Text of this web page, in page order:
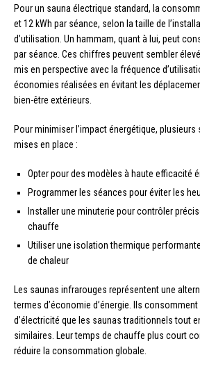
Pour un sauna électrique standard, la
et 12 kWh par séance, selon la taille de
d’utilisation. Un hammam, quant à lui, peut
par séance. Ces chiffres peuvent sembler
mis en perspective avec la fréquence
économies réalisées en évitant les
bien-être extérieurs.
Pour minimiser l’impact énergétique,
mises en place :
Opter pour des modèles à haute efficacité
Programmer les séances pour éviter les
Installer une minuterie pour contrôler
chauffe
Utiliser une isolation thermique
de chaleur
Les saunas infrarouges représentent une
termes d’économie d’énergie. Ils
d’électricité que les saunas traditionnels tout
similaires. Leur temps de chauffe plus court
réduire la consommation globale.